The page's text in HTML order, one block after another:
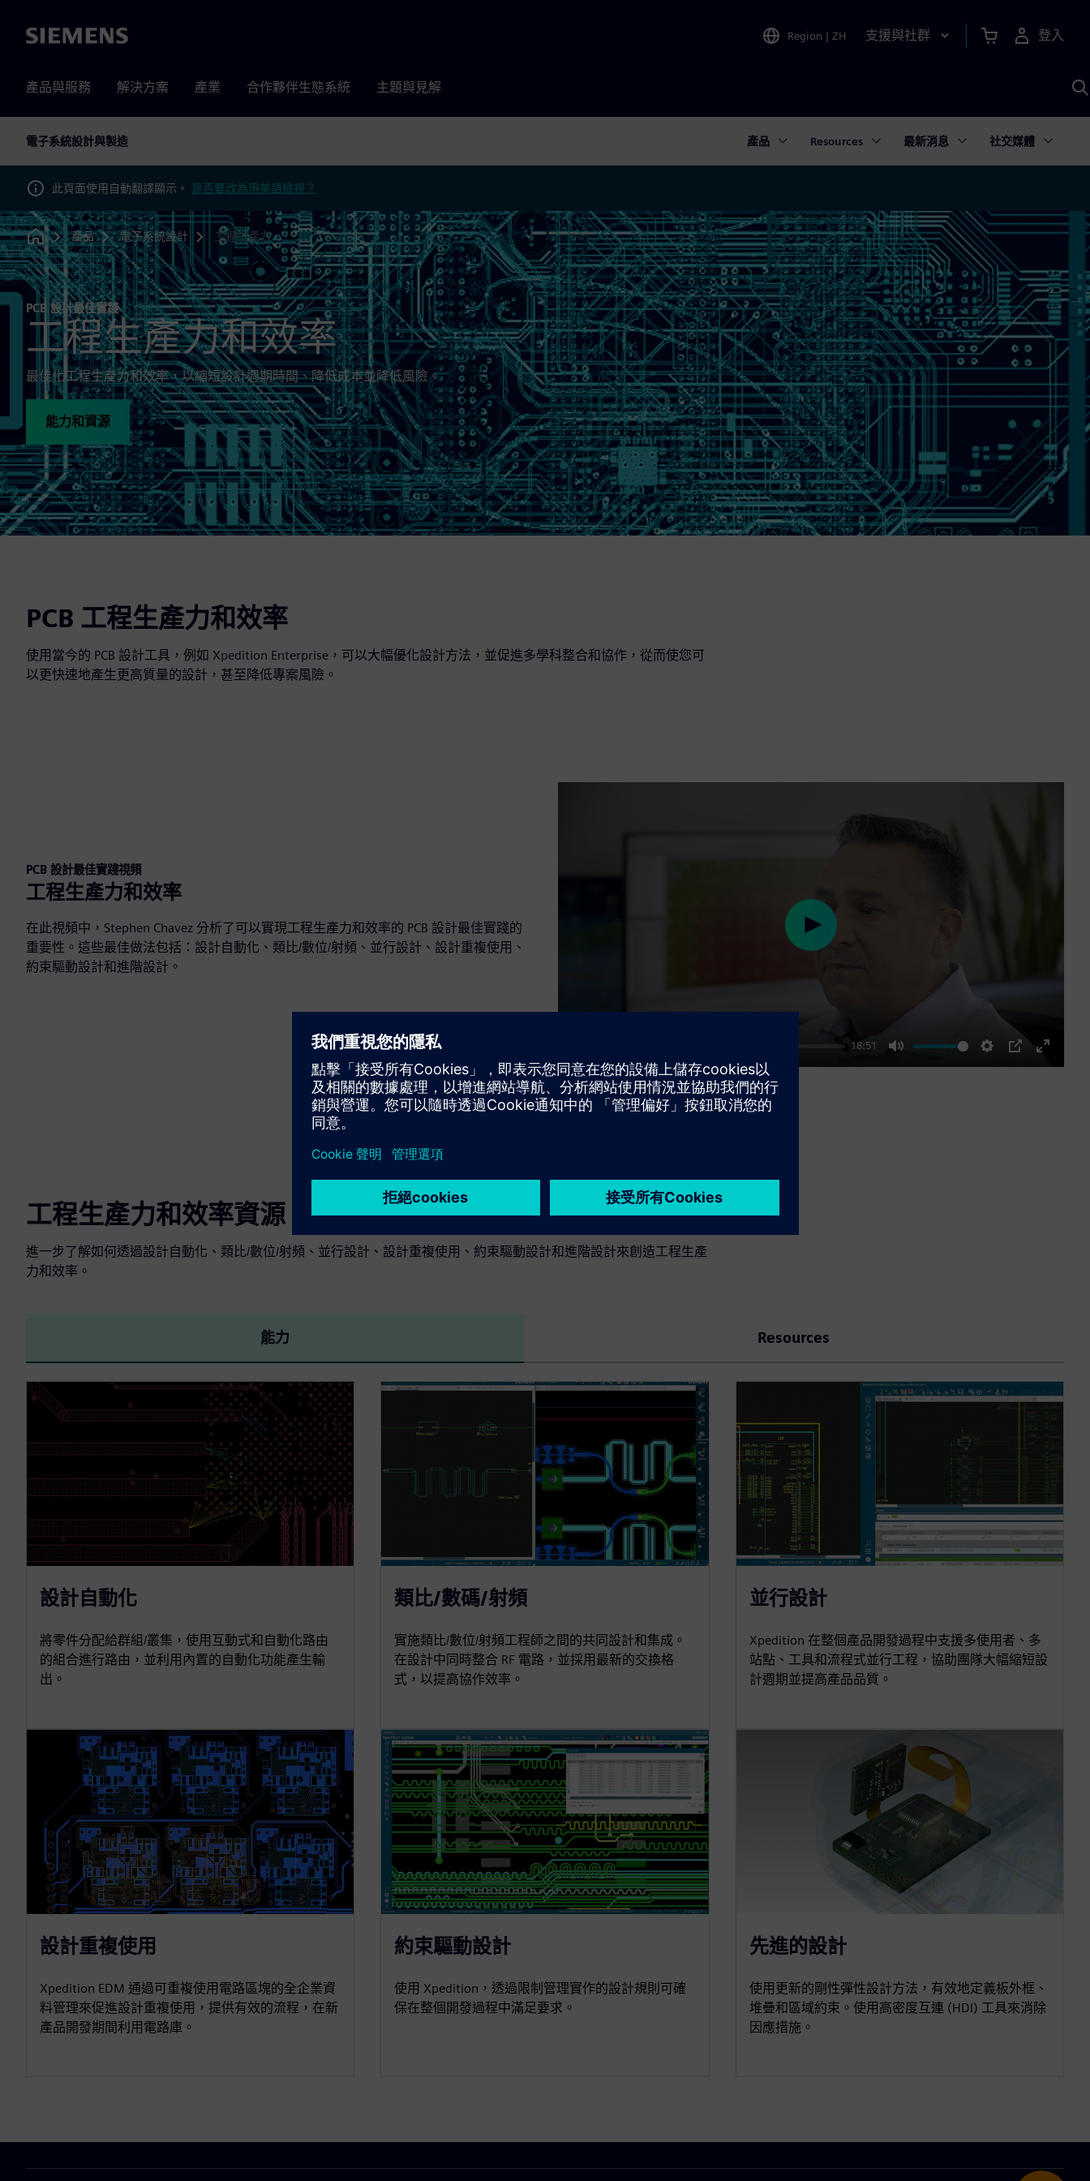
Siemens Region | ZH 支援與社群 登入
產品與服務 解決方案 產業 合作夥伴生態系統 主題與見解
電子系統設計與製造 產品 Resources 最新消息 社交媒體
此頁面使用自動翻譯顯示。 是否要改為用英語檢視？
Home
產品 電子系統設計 工程生產力
PCB 設計最佳實踐
工程生產力和效率
最佳化工程生產力和效率，以縮短設計週期時間、降低成本並降低風險。
能力和資源
PCB 工程生產力和效率
使用當今的 PCB 設計工具，例如 Xpedition Enterprise，可以大幅優化設計方法，並促進多學科整合和協作，從而使您可
以更快速地產生更高質量的設計，甚至降低專案風險。
PCB 設計最佳實踐視頻
工程生產力和效率
在此視頻中，Stephen Chavez 分析了可以實現工程生產力和效率的 PCB 設計最佳實踐的
重要性。這些最佳做法包括：設計自動化、類比/數位/射頻、並行設計、設計重複使用、
約束驅動設計和進階設計。
Play
18:51
Mute Settings
PIP
Enter
Play
工程生產力和效率資源
進一步了解如何透過設計自動化、類比/數位/射頻、並行設計、設計重複使用、約束驅動設計和進階設計來創造工程生產
力和效率。
能力 Resources
設計自動化
將零件分配給群組/叢集，使用互動式和自動化路由
的組合進行路由，並利用內置的自動化功能產生輸
出。
類比/數碼/射頻
實施類比/數位/射頻工程師之間的共同設計和集成。
在設計中同時整合 RF 電路，並採用最新的交換格
式，以提高協作效率。
並行設計
Xpedition 在整個產品開發過程中支援多使用者、多
站點、工具和流程式並行工程，協助團隊大幅縮短設
計週期並提高產品品質。
設計重複使用
Xpedition EDM 通過可重複使用電路區塊的全企業資
料管理來促進設計重複使用，提供有效的流程，在新
產品開發期間利用電路庫。
約束驅動設計
使用 Xpedition，透過限制管理實作的設計規則可確
保在整個開發過程中滿足要求。
先進的設計
使用更新的剛性彈性設計方法，有效地定義板外框、
堆疊和區域約束。使用高密度互連 (HDI) 工具來消除
因應措施。